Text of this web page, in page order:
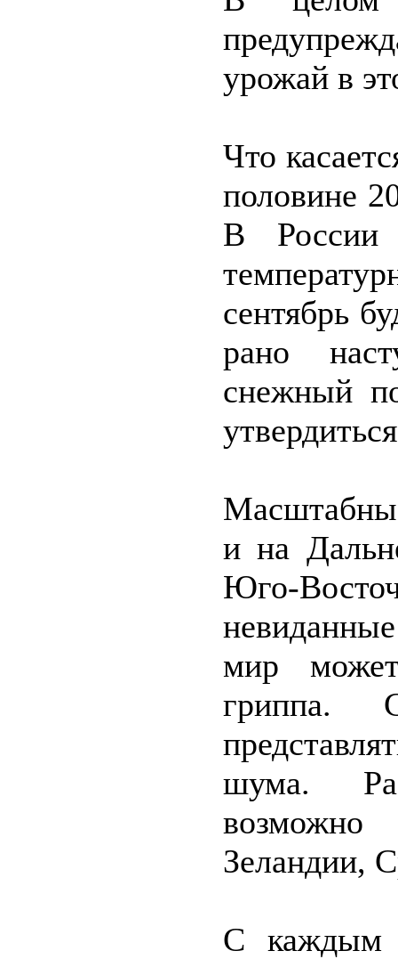
урожай в
Что
половине
В
сентябрь
рано
снежный
и на
Юго-
мир
гриппа.
шума.
Зеландии,
С каждым